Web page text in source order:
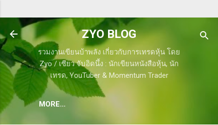
ZYO BLOG
รวมงานเขียนบ้าพลัง เกี่ยวกับการเทรดหุ้น โดย
Zyo / เซียว จับอิดนึ้ง : นักเขียนหนังสือหุ้น, นัก
เทรด, YouTuber & Momentum Trader
MORE…